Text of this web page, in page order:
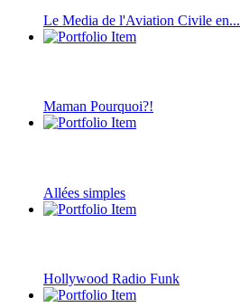
Le Media de l'Aviation Civile en...
Maman Pourquoi?!
Allées simples
Hollywood Radio Funk